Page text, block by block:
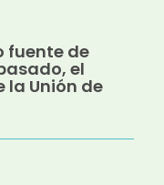
fuente de
el
la Unión de